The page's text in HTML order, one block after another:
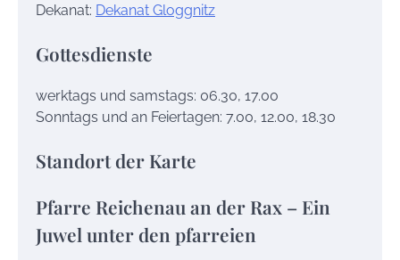
Dekanat: Dekanat Gloggnitz
Gottesdienste
werktags und samstags: 06.30, 17.00
Sonntags und an Feiertagen: 7.00, 12.00, 18.30
Standort der Karte
Pfarre Reichenau an der Rax – Ein
Juwel unter den pfarreien